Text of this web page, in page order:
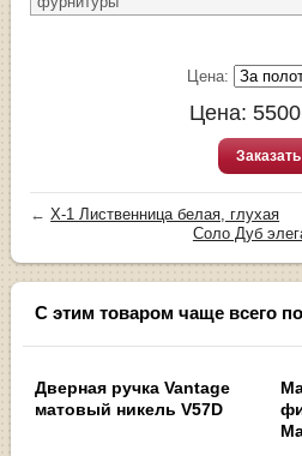
Цена:
Цена: 5500
Заказать
←X-1 Лиственница белая, глухая
Соло Дуб
С этим товаром чаще всего
Дверная ручка Vantage
матовый никель V57D